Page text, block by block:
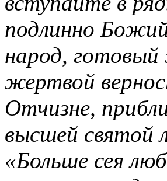
подлинно
народ, готовый
жертвой
Отчизне,
высшей святой
«Больше сея